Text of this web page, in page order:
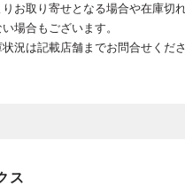
りお取り寄せとなる場合や在庫切
場合もございます。
況は記載店舗までお問合せくださ
ス